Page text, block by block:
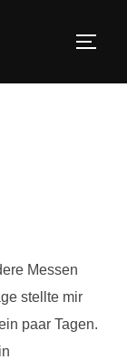
Messen
stellte mir
paar Tagen.